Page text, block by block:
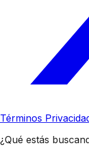
Términos
¿Qué estás